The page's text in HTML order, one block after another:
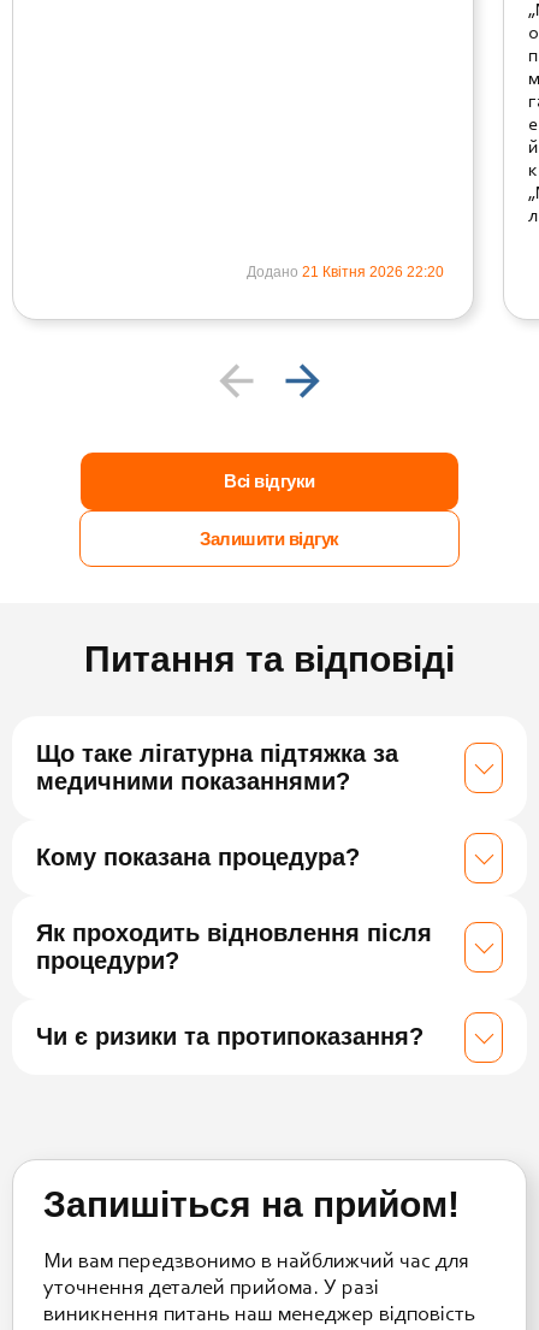
Додано 21 Квітня 2026 22:20
Всі відгуки
Залишити відгук
Питання та відповіді
Що таке лігатурна підтяжка за
медичними показаннями?
Кому показана процедура?
Як проходить відновлення після
процедури?
Чи є ризики та протипоказання?
Запишіться на прийом!
Ми вам передзвонимо в найближчий час для
уточнення деталей прийома. У разі
виникнення питань наш менеджер відповість